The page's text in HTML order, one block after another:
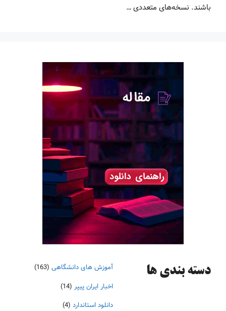
باشند. نسخه‌های متعددی …
دسته‌ بندی ها آموزش های دانشگاهی (163)
اخبار ایران پیپر (14)
دانلود استاندارد (4)